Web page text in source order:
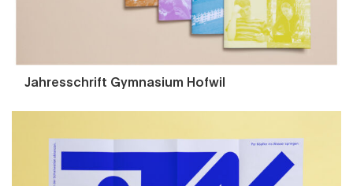
Jahresschrift Gymnasium Hofwil